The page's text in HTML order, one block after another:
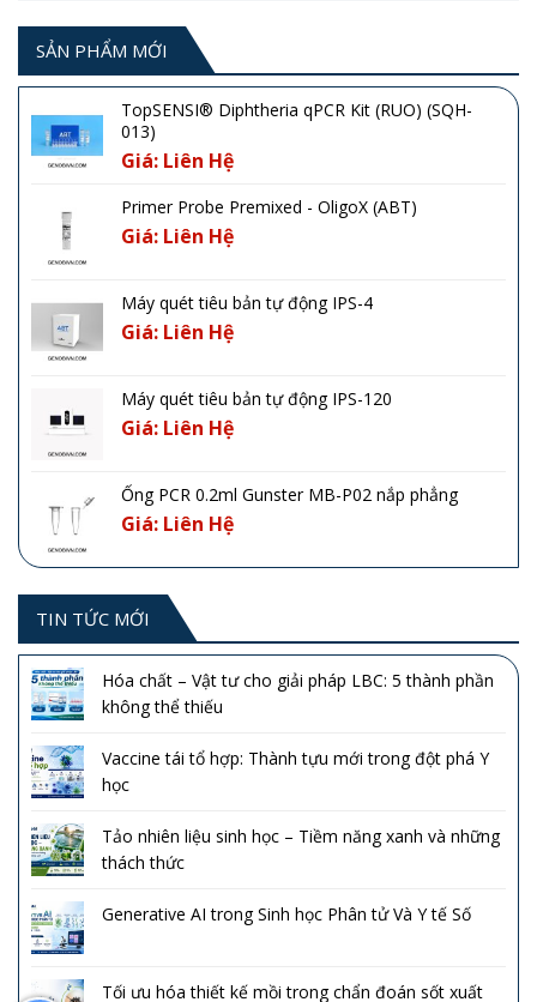
SẢN PHẨM MỚI
TopSENSI® Diphtheria qPCR Kit (RUO) (SQH-
013)
Giá: Liên Hệ
Primer Probe Premixed - OligoX (ABT)
Giá: Liên Hệ
Máy quét tiêu bản tự động IPS-4
Giá: Liên Hệ
Máy quét tiêu bản tự động IPS-120
Giá: Liên Hệ
Ống PCR 0.2ml Gunster MB-P02 nắp phẳng
Giá: Liên Hệ
TIN TỨC MỚI
Hóa chất – Vật tư cho giải pháp LBC: 5 thành phần
không thể thiếu
Vaccine tái tổ hợp: Thành tựu mới trong đột phá Y
học
Tảo nhiên liệu sinh học – Tiềm năng xanh và những
thách thức
Generative AI trong Sinh học Phân tử Và Y tế Số
Tối ưu hóa thiết kế mồi trong chẩn đoán sốt xuất